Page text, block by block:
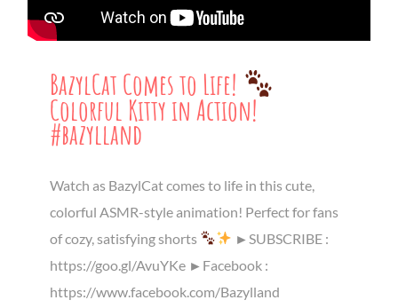
BazylCat Comes to Life!
Colorful Kitty in Action!
#bazylland
Watch as BazylCat comes to life in this cute,
colorful ASMR-style animation! Perfect for fans
of cozy, satisfying shorts
►SUBSCRIBE :
https://goo.gl/AvuYKe ►Facebook :
https://www.facebook.com/Bazylland